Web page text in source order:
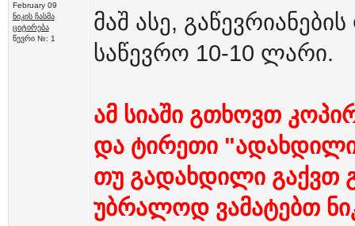
February 09
ნიკის ჩასმა
ციტირება
წევრი №: 1
მაშ ასე,
საწევრო 10-10 ლარი.
ამ სიაში გთხოვთ
და ტირეთი
თუ გადახდილი გაქვთ
უბრალოდ ვამატებთ